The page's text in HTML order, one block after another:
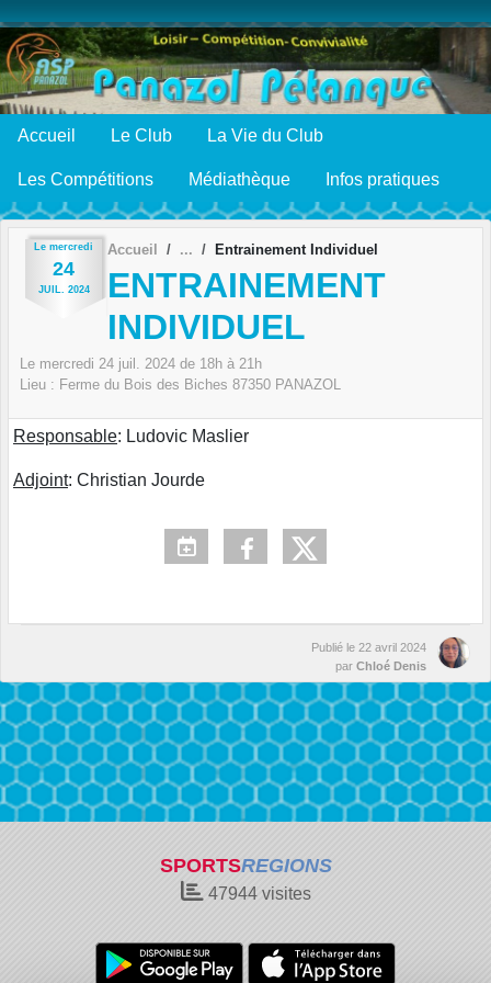
Accueil Le Club La Vie du Club
Les Compétitions Médiathèque Infos pratiques
Le mercredi
24
JUIL. 2024
Accueil Entrainement Individuel
ENTRAINEMENT
INDIVIDUEL
Le mercredi 24 juil. 2024 de 18h à 21h
Lieu : Ferme du Bois des Biches 87350 PANAZOL
Responsable: Ludovic Maslier
Adjoint: Christian Jourde
Publié le 22 avril 2024
par Chloé Denis
SPORTSREGIONS
47944visites